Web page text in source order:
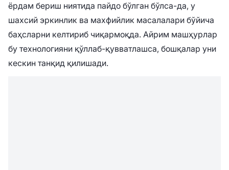
ёрдам бериш ниятида пайдо бўлган бўлса-да, у
шахсий эркинлик ва махфийлик масалалари бўйича
баҳсларни келтириб чиқармоқда. Айрим машҳурлар
бу технологияни қўллаб-қувватлашса, бошқалар уни
кескин танқид қилишади.